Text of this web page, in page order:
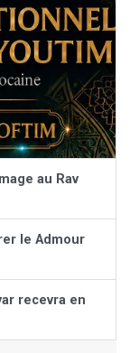
au Rav
le Admour
recevra en